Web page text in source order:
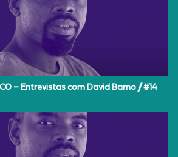
– Entrevistas com David Bamo // #14